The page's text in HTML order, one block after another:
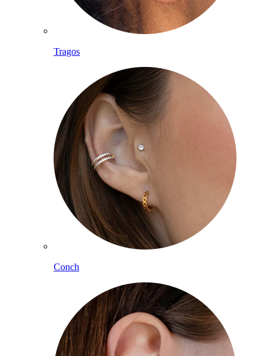
Tragos
Conch